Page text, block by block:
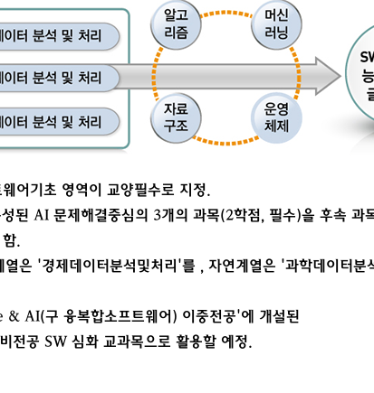
어기초 영역이 교양필수로 지정.
된 AI 문제해결중심의 3개의 과목(2학점, 필수)을 후속 과
.
은 '경제데이터분석및처리'를 , 자연계열은 '과학데이터분
AI(구 융복합소프트웨어) 이중전공'에 개설된
전공 SW 심화 교과목으로 활용할 예정.